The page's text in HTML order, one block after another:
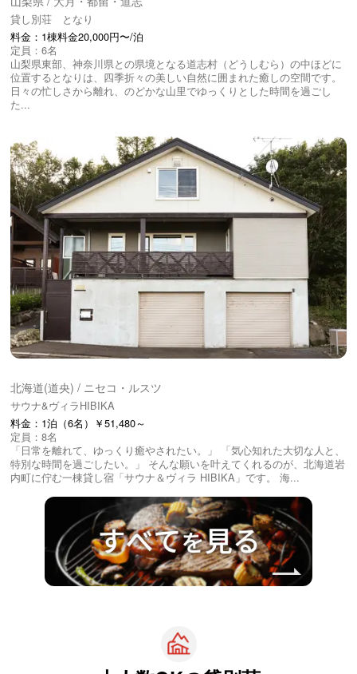
貸し別荘 となり
料金：1棟料金20,000円〜/泊
定員：6名
山梨県東部、神奈川県との県境となる道志村（どうしむら）の中ほどに
位置するとなりは、四季折々の美しい自然に囲まれた癒しの空間です。
日々の忙しさから離れ、のどかな山里でゆっくりとした時間を過ごし
た...
北海道(道央) / ニセコ・ルスツ
サウナ&ヴィラHIBIKA
料金：1泊（6名）￥51,480～
定員：8名
「日常を離れて、ゆっくり癒やされたい。」 「気心知れた大切な人と、
特別な時間を過ごしたい。」 そんな願いを叶えてくれるのが、北海道岩
内町に佇む一棟貸し宿「サウナ＆ヴィラ HIBIKA」です。 海...